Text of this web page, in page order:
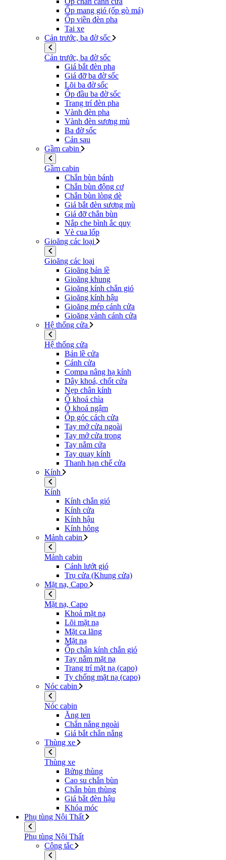
Ốp mang gió (ốp gò má)
Ốp viền đèn pha
Tai xe
Cản trước, ba đờ sốc
Cản trước, ba đờ sốc
Giá bắt đèn pha
Giá đỡ ba đờ sốc
Lõi ba đờ sốc
Ốp đầu ba đờ sốc
Trang trí đèn pha
Vành đèn pha
Vành đèn sương mù
Ba đờ sốc
Cản sau
Gầm cabin
Gầm cabin
Chắn bùn bánh
Chắn bùn động cơ
Chắn bùn lòng dè
Giá bắt đèn sương mù
Giá đỡ chắn bùn
Nắp che bình ắc quy
Vè cua lốp
Gioăng các loại
Gioăng các loại
Gioăng bản lề
Gioăng khung
Gioăng kính chắn gió
Gioăng kính hậu
Gioăng mép cánh cửa
Gioăng vành cánh cửa
Hệ thống cửa
Hệ thống cửa
Bản lề cửa
Cánh cửa
Compa nâng hạ kính
Dây khoá, chốt cửa
Nẹp chân kính
Ổ khoá chìa
Ổ khoá ngậm
Ốp góc cách cửa
Tay mở cửa ngoài
Tay mở cửa trong
Tay nắm cửa
Tay quay kính
Thanh hạn chế cửa
Kính
Kính
Kính chắn gió
Kính cửa
Kính hậu
Kính hông
Mảnh cabin
Mảnh cabin
Cánh lướt gió
Trụ cửa (Khung cửa)
Mặt nạ, Capo
Mặt nạ, Capo
Khoá mặt nạ
Lõi mặt nạ
Mặt ca lăng
Mặt nạ
Ốp chân kính chắn gió
Tay nắm mặt nạ
Trang trí mặt nạ (capo)
Ty chống mặt nạ (capo)
Nóc cabin
Nóc cabin
Ăng ten
Chắn nắng ngoài
Giá bắt chắn nắng
Thùng xe
Thùng xe
Bửng thùng
Cao su chắn bùn
Chắn bùn thùng
Giá bắt đèn hậu
Khóa móc
Phụ tùng Nội Thất
Phụ tùng Nội Thất
Công tắc